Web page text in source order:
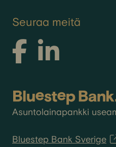
Asuntolainapankki
Seuraa meitä
Bluestep Bank Sverige